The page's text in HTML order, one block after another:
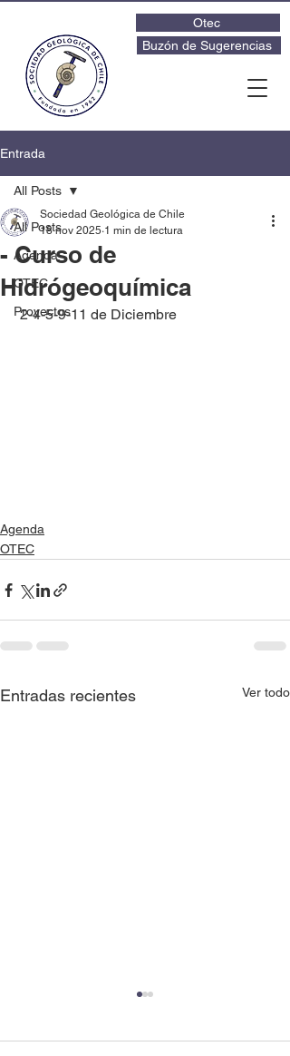
Otec
Buzón de Sugerencias
Entrada
All Posts
Agenda
OTEC
Proyectos
All Posts
- Curso de
Hidrógeoquímica
Sociedad Geológica de Chile
18 nov 2025 1 min de lectura
2-4-5-9-11 de Diciembre
Agenda
OTEC
Entradas recientes Ver todo